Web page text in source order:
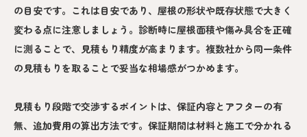
の目安です。これは目安であり、屋根の形状や既存状態で大きく
変わる点に注意しましょう。診断時に屋根面積や傷み具合を正確
に測ることで、見積もり精度が高まります。複数社から同一条件
の見積もりを取ることで妥当な相場感がつかめます。
見積もり段階で交渉するポイントは、保証内容とアフターの有
無、追加費用の算出方法です。保証期間は材料と施工で分かれる